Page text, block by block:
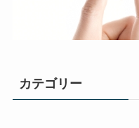
カテゴリー